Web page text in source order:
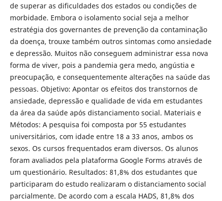
de superar as dificuldades dos estados ou condições de
morbidade. Embora o isolamento social seja a melhor
estratégia dos governantes de prevenção da contaminação
da doença, trouxe também outros sintomas como ansiedade
e depressão. Muitos não conseguem administrar essa nova
forma de viver, pois a pandemia gera medo, angústia e
preocupação, e consequentemente alterações na saúde das
pessoas. Objetivo: Apontar os efeitos dos transtornos de
ansiedade, depressão e qualidade de vida em estudantes
da área da saúde após distanciamento social. Materiais e
Métodos: A pesquisa foi composta por 55 estudantes
universitários, com idade entre 18 a 33 anos, ambos os
sexos. Os cursos frequentados eram diversos. Os alunos
foram avaliados pela plataforma Google Forms através de
um questionário. Resultados: 81,8% dos estudantes que
participaram do estudo realizaram o distanciamento social
parcialmente. De acordo com a escala HADS, 81,8% dos